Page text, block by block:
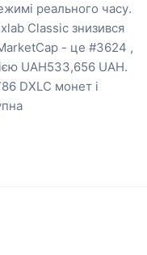
реального часу.
Classic знизився
- це #3624 ,
UAH533,656 UAH.
DXLC монет і